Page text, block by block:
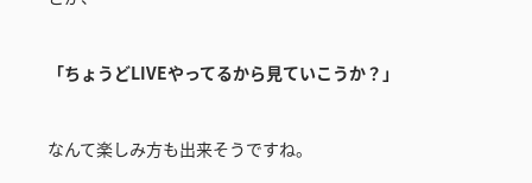
「ちょうどLIVEやってるから見ていこうか？」
なんて楽しみ方も出来そうですね。